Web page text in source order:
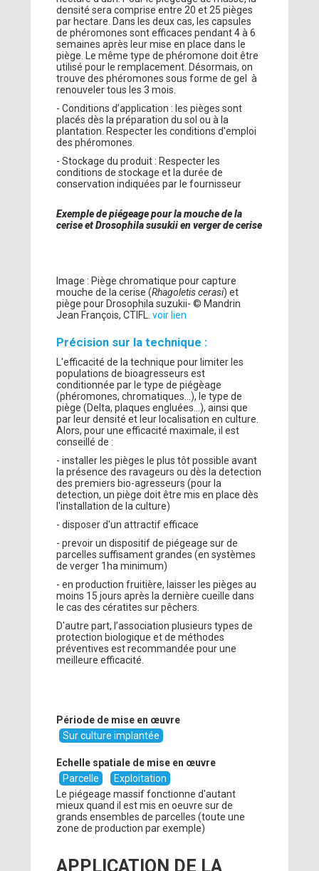
densité sera comprise entre 20 et 25 pièges
par hectare. Dans les deux cas, les capsules
de phéromones sont efficaces pendant 4 à 6
semaines après leur mise en place dans le
piège. Le même type de phéromone doit être
utilisé pour le remplacement. Désormais, on
trouve des phéromones sous forme de gel à
renouveler tous les 3 mois.
- Conditions d’application : les pièges sont
placés dès la préparation du sol ou à la
plantation. Respecter les conditions d'emploi
des phéromones.
- Stockage du produit : Respecter les
conditions de stockage et la durée de
conservation indiquées par le fournisseur
Exemple de piégeage pour la mouche de la
cerise et Drosophila susukii en verger de cerise
Image : Piège chromatique pour capture
mouche de la cerise (Rhagoletis cerasi) et
piège pour Drosophila suzukii- © Mandrin
Jean François, CTIFL.voir lien
Précision sur la technique :
L'efficacité de la technique pour limiter les
populations de bioagresseurs est
conditionnée par le type de piégèage
(phéromones, chromatiques...), le type de
piège (Delta, plaques engluées...), ainsi que
par leur densité et leur localisation en culture.
Alors, pour une efficacité maximale, il est
conseillé de :
- installer les pièges le plus tôt possible avant
la présence des ravageurs ou dès la detection
des premiers bio-agresseurs (pour la
detection, un piège doit être mis en place dès
l'installation de la culture)
- disposer d'un attractif efficace
- prevoir un dispositif de piégeage sur de
parcelles suffisament grandes (en systèmes
de verger 1ha minimum)
- en production fruitière, laisser les pièges au
moins 15 jours après la dernière cueille dans
le cas des cératites sur pêchers.
D'autre part, l’association plusieurs types de
protection biologique et de méthodes
préventives est recommandée pour une
meilleure efficacité.
Période de mise en œuvre
Sur culture implantée
Echelle spatiale de mise en œuvre
Parcelle
Exploitation
Le piégeage massif fonctionne d'autant
mieux quand il est mis en oeuvre sur de
grands ensembles de parcelles (toute une
zone de production par exemple)
APPLICATION DE LA